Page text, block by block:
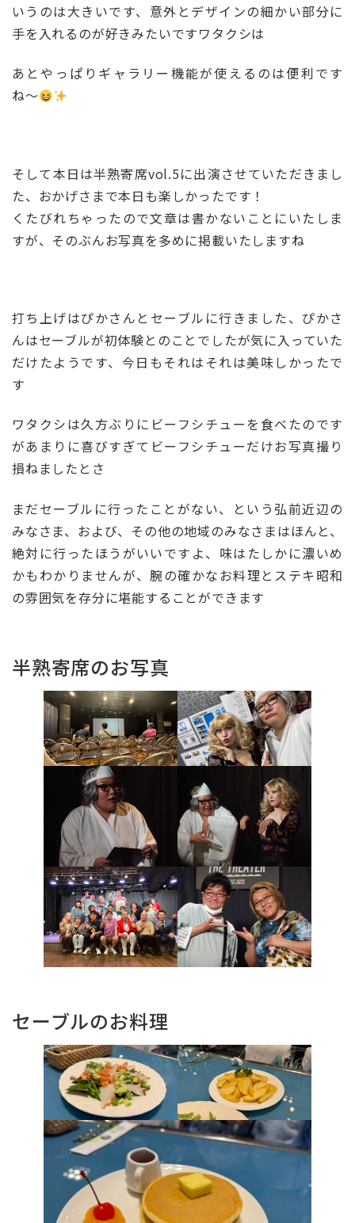
いうのは大きいです、意外とデザインの細かい部分に
手を入れるのが好きみたいですワタクシは
あとやっぱりギャラリー機能が使えるのは便利です
ね〜
そして本日は半熟寄席vol.5に出演させていただきまし
た、おかげさまで本日も楽しかったです！
くたびれちゃったので文章は書かないことにいたしま
すが、そのぶんお写真を多めに掲載いたしますね
打ち上げはぴかさんとセーブルに行きました、ぴかさ
んはセーブルが初体験とのことでしたが気に入っていた
だけたようです、今日もそれはそれは美味しかったで
す
ワタクシは久方ぶりにビーフシチューを食べたのです
があまりに喜びすぎてビーフシチューだけお写真撮り
損ねましたとさ
まだセーブルに行ったことがない、という弘前近辺の
みなさま、および、その他の地域のみなさまはほんと、
絶対に行ったほうがいいですよ、味はたしかに濃いめ
かもわかりませんが、腕の確かなお料理とステキ昭和
の雰囲気を存分に堪能することができます
半熟寄席のお写真
セーブルのお料理